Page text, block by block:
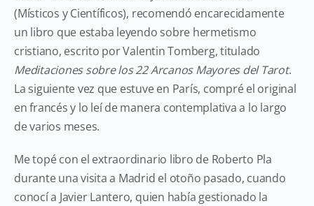
(Místicos y Científicos), recomendó encarecidamente
un libro que estaba leyendo sobre hermetismo
cristiano, escrito por Valentin Tomberg, titulado
Meditaciones sobre los 22 Arcanos Mayores del Tarot.
La siguiente vez que estuve en París, compré el original
en francés y lo leí de manera contemplativa a lo largo
de varios meses.
Me topé con el extraordinario libro de Roberto Pla
durante una visita a Madrid el otoño pasado, cuando
conocí a Javier Lantero, quien había gestionado la